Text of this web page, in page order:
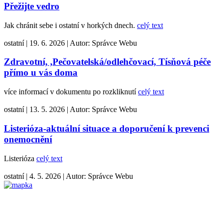
Přežijte vedro
Jak chránit sebe i ostatní v horkých dnech. celý text
ostatní | 19. 6. 2026 | Autor: Správce Webu
Zdravotní, ,Pečovatelská/odlehčovací, Tísňová péče
přímo u vás doma
více informací v dokumentu po rozkliknutícelý text
ostatní | 13. 5. 2026 | Autor: Správce Webu
Listerióza-aktuální situace a doporučení k prevenci
onemocnění
Listerióza celý text
ostatní | 4. 5. 2026 | Autor: Správce Webu